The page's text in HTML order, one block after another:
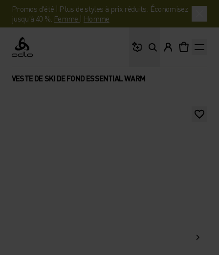
Promos d'été | Plus de styles à prix réduits. Économisez
jusqu'à 40 %. Femme | Homme
Odlo
VESTE DE SKI DE FOND ESSENTIAL WARM